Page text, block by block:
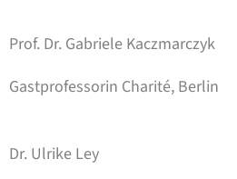
Prof. Dr. Gabriele Kaczmarczyk
Gastprofessorin Charité, Berlin
Dr. Ulrike Ley